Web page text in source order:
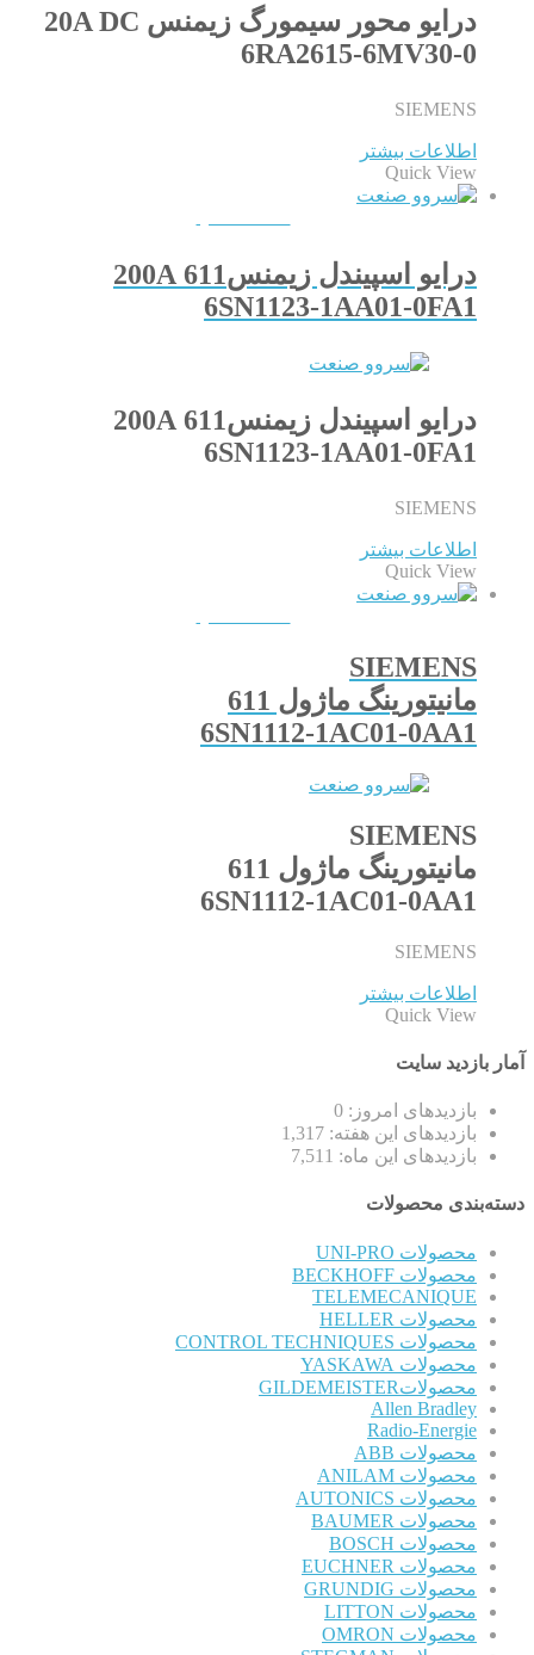
درایو محور سیمورگ زیمنس 20A DC
6RA2615-6MV30-0
SIEMENS
اطلاعات بیشتر
Quick View
درایو اسپیندل زیمنس611 200A
6SN1123-1AA01-0FA1
درایو اسپیندل زیمنس611 200A
6SN1123-1AA01-0FA1
SIEMENS
اطلاعات بیشتر
Quick View
SIEMENS
مانیتورینگ ماژول 611
6SN1112-1AC01-0AA1
SIEMENS
مانیتورینگ ماژول 611
6SN1112-1AC01-0AA1
SIEMENS
اطلاعات بیشتر
Quick View
آمار بازدید سایت
بازدیدهای امروز: 0
بازدیدهای این هفته: 1,317
بازدیدهای این ماه: 7,511
دسته‌بندی محصولات
محصولات UNI-PRO
محصولات BECKHOFF
TELEMECANIQUE
محصولات HELLER
محصولات CONTROL TECHNIQUES
محصولات YASKAWA
محصولاتGILDEMEISTER
Allen Bradley
Radio-Energie
محصولات ABB
محصولات ANILAM
محصولات AUTONICS
محصولات BAUMER
محصولات BOSCH
محصولات EUCHNER
محصولات GRUNDIG
محصولات LITTON
محصولات OMRON